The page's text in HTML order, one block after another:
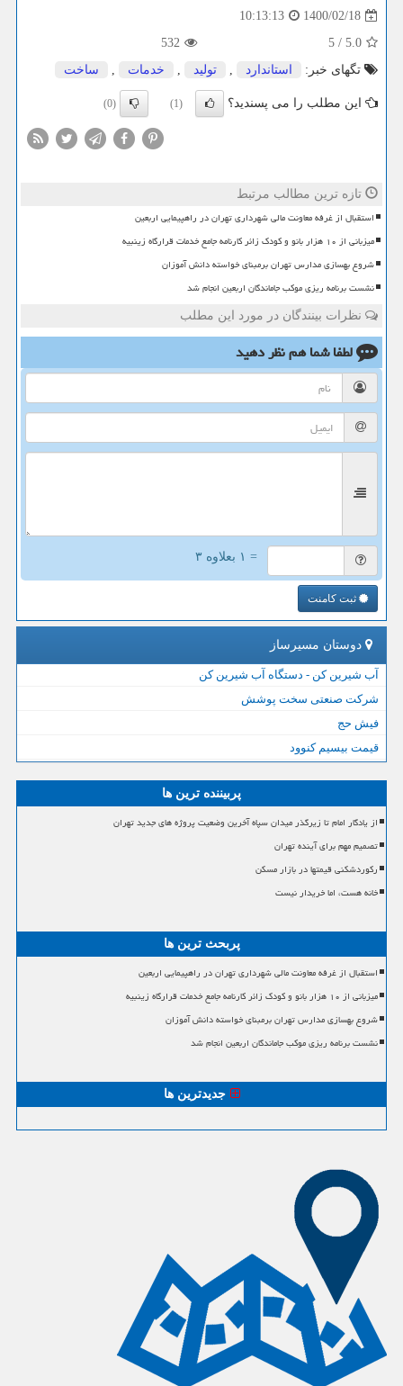
1400/02/18
10:13:13
5.0
/
5
532
تگهای خبر:
استاندارد , تولید , خدمات , ساخت
این مطلب را می پسندید؟ (1)
(0)
تازه ترین مطالب مرتبط
استقبال از غرفه معاونت مالی شهرداری تهران در راهپیمایی اربعین
میزبانی از ۱۰ هزار بانو و کودک زائر کارنامه جامع خدمات قرارگاه زینبیه
شروع بهسازی مدارس تهران برمبنای خواسته دانش آموزان
نشست برنامه ریزی موکب جاماندگان اربعین انجام شد
نظرات بینندگان در مورد این مطلب
لطفا شما همنظر دهید
= ۱ بعلاوه ۳
ثبت کامنت
دوستان مسیرساز
آب شیرین کن - دستگاه آب شیرین کن
شرکت صنعتی سخت پوشش
فیش حج
قیمت بیسیم کنوود
پربیننده ترین ها
از یادگار امام تا زیرگذر میدان سپاه آخرین وضعیت پروژه های جدید تهران
تصمیم مهم برای آینده تهران
رکوردشکنی قیمتها در بازار مسکن
خانه هست، اما خریدار نیست
پربحث ترین ها
استقبال از غرفه معاونت مالی شهرداری تهران در راهپیمایی اربعین
میزبانی از ۱۰ هزار بانو و کودک زائر کارنامه جامع خدمات قرارگاه زینبیه
شروع بهسازی مدارس تهران برمبنای خواسته دانش آموزان
نشست برنامه ریزی موکب جاماندگان اربعین انجام شد
جدیدترین ها